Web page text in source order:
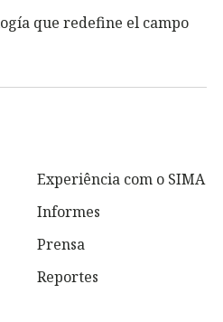
que redefine el campo
Experiência com o SIMA
Informes
Prensa
Reportes